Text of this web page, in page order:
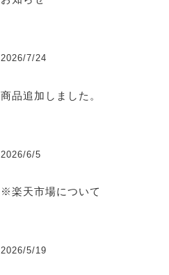
2026/7/24
商品追加しました。
2026/6/5
※楽天市場について
2026/5/19